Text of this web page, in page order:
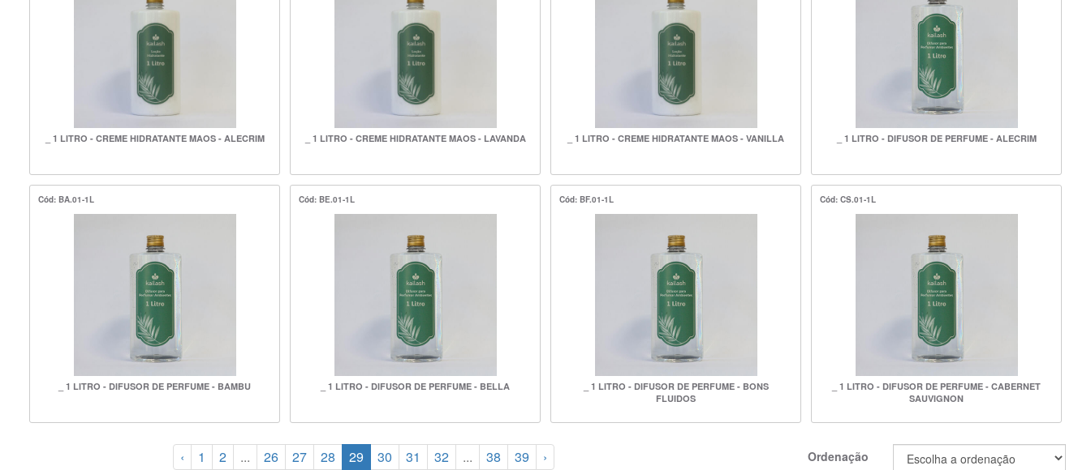
_ 1 LITRO - CREME HIDRATANTE MAOS - ALECRIM _ 1 LITRO - CREME HIDRATANTE MAOS - LAVANDA _ 1 LITRO - CREME HIDRATANTE MAOS - VANILLA _ 1 LITRO - DIFUSOR DE PERFUME - ALECRIM
Cód: BA.01-1L
_ 1 LITRO - DIFUSOR DE PERFUME - BAMBU
Cód: BE.01-1L
_ 1 LITRO - DIFUSOR DE PERFUME - BELLA
Cód: BF.01-1L
_ 1 LITRO - DIFUSOR DE PERFUME - BONS
FLUIDOS
Cód: CS.01-1L
_ 1 LITRO - DIFUSOR DE PERFUME - CABERNET
SAUVIGNON
‹ 1 2 ... 26 27 28 29 30 31 32 ... 38 39 › Ordenação